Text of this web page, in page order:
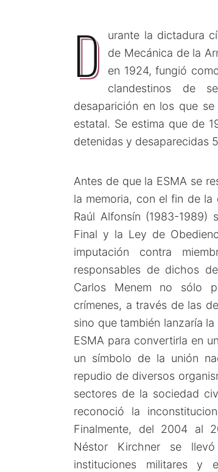
D
urante la dictadura
de Mecánica de la
en 1924, fungió
clandestinos de
desaparición en los que
estatal. Se estima que de
detenidas y desaparecidas
Antes de que la ESMA se
la memoria, con el fin de
Raúl Alfonsín (1983-1989)
Final y la Ley de
imputación contra
responsables de dichos
Carlos Menem no sólo
crímenes, a través de las
sino que también lanzaría
ESMA para convertirla en
un símbolo de la unión
repudio de diversos
sectores de la sociedad
reconoció la
Finalmente, del 2004 al
Néstor Kirchner se
instituciones militares